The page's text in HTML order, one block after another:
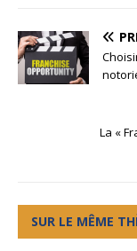
La «
SUR LE MÊME